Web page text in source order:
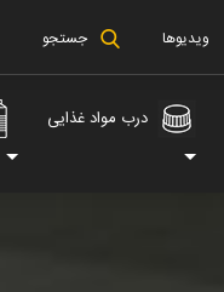
ویدیوها جستجو
درب مواد غذایی